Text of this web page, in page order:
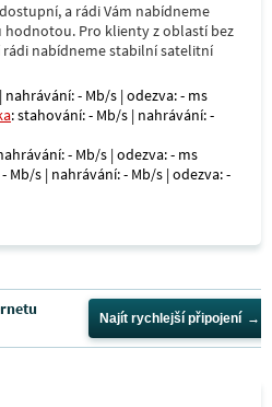
a rádi Vám nabídneme
Pro klienty z oblastí bez
nabídneme stabilní satelitní
nahrávání: - Mb/s | odezva: - ms
: stahování: - Mb/s | nahrávání: -
- Mb/s | odezva: - ms
Mb/s | nahrávání: - Mb/s | odezva: -
Najít rychlejší připojení